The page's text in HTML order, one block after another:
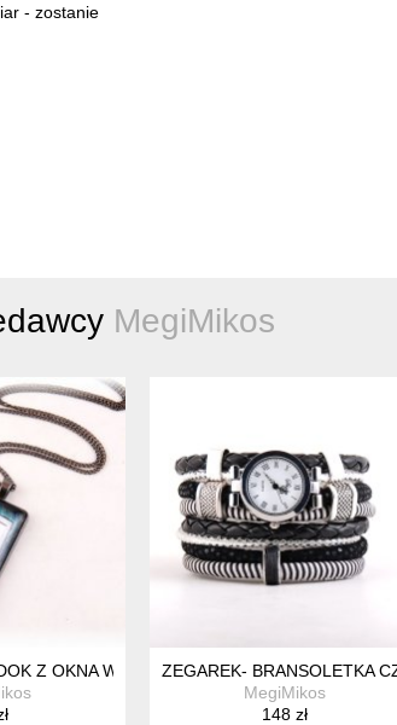
- zostanie
MegiMikos
Z OKNA W CZARNEJ OPRAWIE
ZEGAREK- BRANSOLETKA
MegiMikos
148 zł